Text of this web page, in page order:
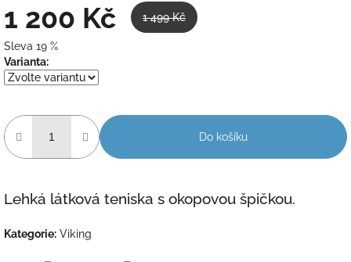
1 200 Kč 1 499 Kč
Sleva 19 %
Měrná
cena:
Varianta:
Do košíku
Lehká látková teniska s okopovou špičkou.
Kategorie: Viking